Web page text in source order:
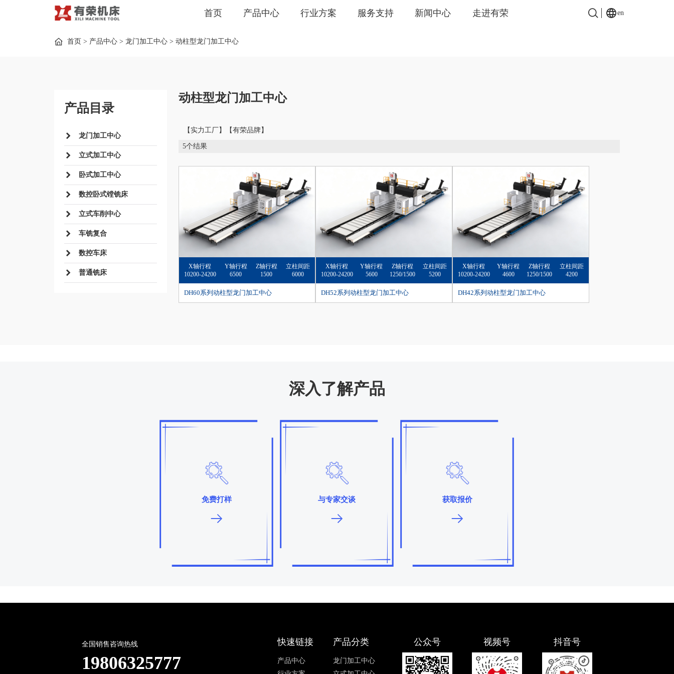
首页 产品中心 行业方案 服务支持 新闻中心 走进有荣 en
首页 > 产品中心> 龙门加工中心> 动柱型龙门加工中心
产品目录
龙门加工中心
立式加工中心
卧式加工中心
数控卧式镗铣床
立式车削中心
车铣复合
数控车床
普通铣床
动柱型龙门加工中心
【实力工厂】【有荣品牌】
5个结果
X轴行程
10200-24200
Y轴行程
6500
Z轴行程
1500
立柱间距
6000
DH60系列动柱型龙门加工中心
X轴行程
10200-24200
Y轴行程
5600
Z轴行程
1250/1500
立柱间距
5200
DH52系列动柱型龙门加工中心
X轴行程
10200-24200
Y轴行程
4600
Z轴行程
1250/1500
立柱间距
4200
DH42系列动柱型龙门加工中心
深入了解产品
免费打样 与专家交谈 获取报价
全国销售咨询热线
19806325777
快速链接
产品中心
产品分类
龙门加工中心
公众号 视频号 抖音号